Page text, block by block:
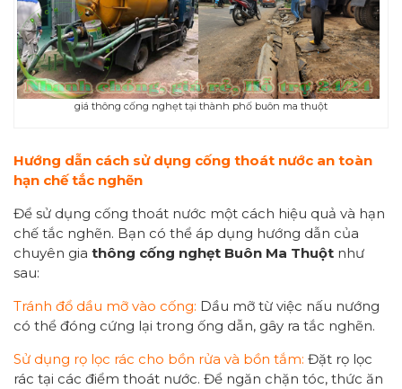
giá thông cống nghẹt tại thành phố buôn ma thuột
Hướng dẫn cách sử dụng cống thoát nước an toàn
hạn chế tắc nghẽn
Để sử dụng cống thoát nước một cách hiệu quả và hạn
chế tắc nghẽn. Bạn có thể áp dụng hướng dẫn của
chuyên gia thông cống nghẹt Buôn Ma Thuột như
sau:
Tránh đổ dầu mỡ vào cống: Dầu mỡ từ việc nấu nướng
có thể đóng cứng lại trong ống dẫn, gây ra tắc nghẽn.
Sử dụng rọ lọc rác cho bồn rửa và bồn tắm: Đặt rọ lọc
rác tại các điểm thoát nước. Để ngăn chặn tóc, thức ăn